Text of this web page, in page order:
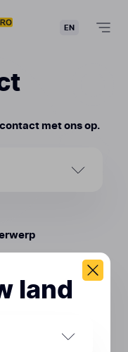
EN
met ons op.
Internationale
land